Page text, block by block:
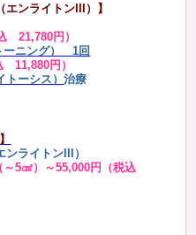
ンライトンIII）】
21,780円）
ーニング） 1回
11,880円）
トーシス）治療
ライトンIII）
5㎠）～55,000円（税込